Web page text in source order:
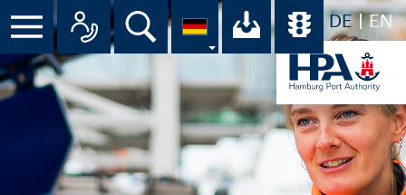
DE EN
Menü Alle Ansprechpartner im
Suche Ihr Download-